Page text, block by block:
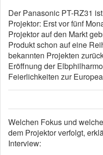
Der Panasonic PT-RZ31
Projektor: Erst vor fünf
Projektor auf den Markt
Produkt schon auf eine
bekannten Projekten
Eröffnung der
Feierlichkeiten zur
Welchen Fokus und
dem Projektor verfolgt,
Interview: